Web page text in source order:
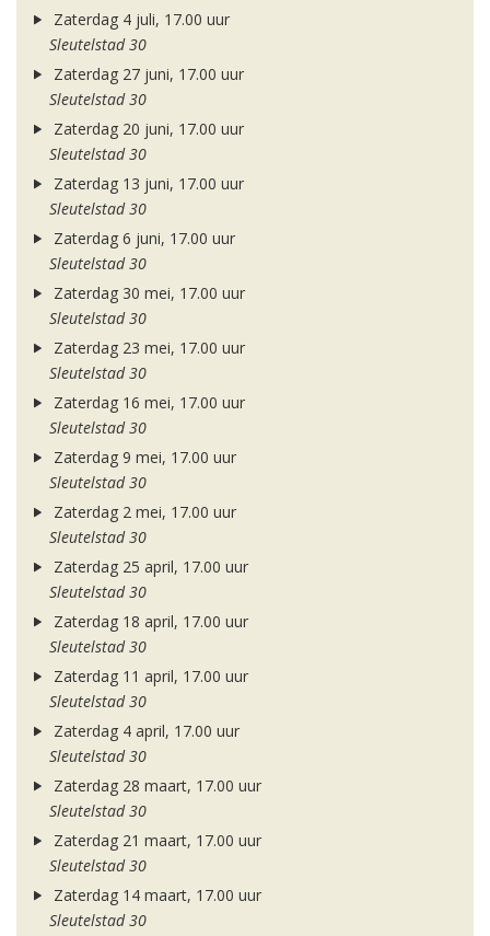
Zaterdag 4 juli, 17.00 uur
Sleutelstad 30
Zaterdag 27 juni, 17.00 uur
Sleutelstad 30
Zaterdag 20 juni, 17.00 uur
Sleutelstad 30
Zaterdag 13 juni, 17.00 uur
Sleutelstad 30
Zaterdag 6 juni, 17.00 uur
Sleutelstad 30
Zaterdag 30 mei, 17.00 uur
Sleutelstad 30
Zaterdag 23 mei, 17.00 uur
Sleutelstad 30
Zaterdag 16 mei, 17.00 uur
Sleutelstad 30
Zaterdag 9 mei, 17.00 uur
Sleutelstad 30
Zaterdag 2 mei, 17.00 uur
Sleutelstad 30
Zaterdag 25 april, 17.00 uur
Sleutelstad 30
Zaterdag 18 april, 17.00 uur
Sleutelstad 30
Zaterdag 11 april, 17.00 uur
Sleutelstad 30
Zaterdag 4 april, 17.00 uur
Sleutelstad 30
Zaterdag 28 maart, 17.00 uur
Sleutelstad 30
Zaterdag 21 maart, 17.00 uur
Sleutelstad 30
Zaterdag 14 maart, 17.00 uur
Sleutelstad 30